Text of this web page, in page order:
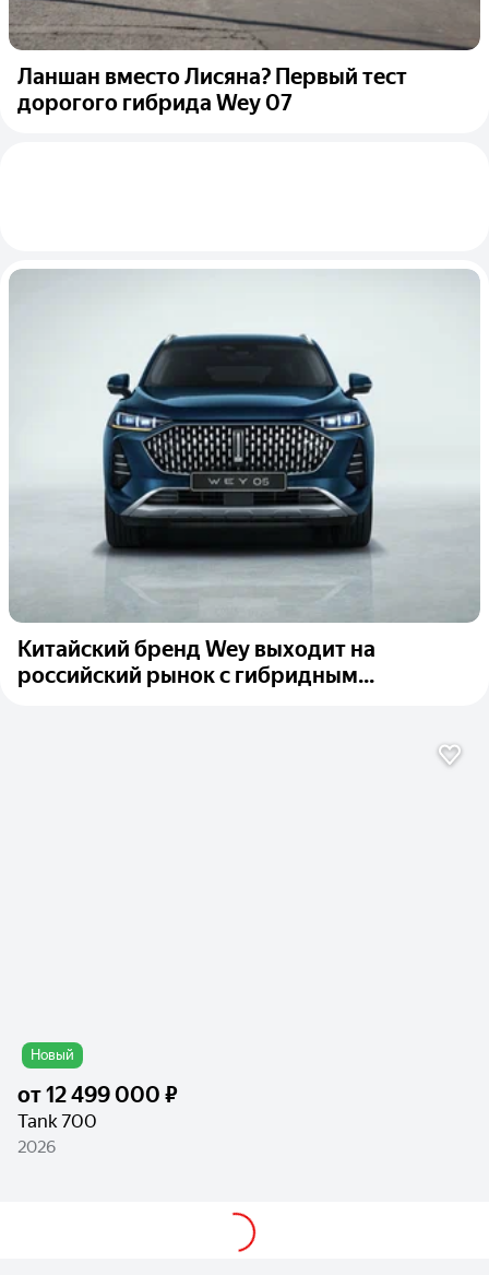
Ланшан вместо Лисяна? Первый тест
дорогого гибрида Wey 07
Китайский бренд Wey выходит на
российский рынок с гибридным...
Новый
от12 499 000 ₽
Tank 700
2026